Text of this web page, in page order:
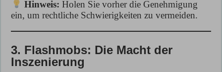
Hinweis: Holen Sie vorher die Genehmigung
ein, um rechtliche Schwierigkeiten zu vermeiden.
3. Flashmobs: Die Macht der
Inszenierung